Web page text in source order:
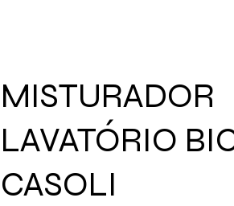
MISTURADOR
LAVATÓRIO
CASOLI